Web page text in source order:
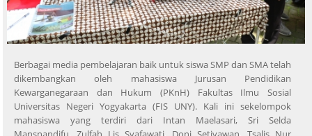
Berbagai media pembelajaran baik untuk siswa SMP dan SMA telah
dikembangkan oleh mahasiswa Jurusan Pendidikan
Kewarganegaraan dan Hukum (PKnH) Fakultas Ilmu Sosial
Universitas Negeri Yogyakarta (FIS UNY). Kali ini sekelompok
mahasiswa yang terdiri dari Intan Maelasari, Sri Selda